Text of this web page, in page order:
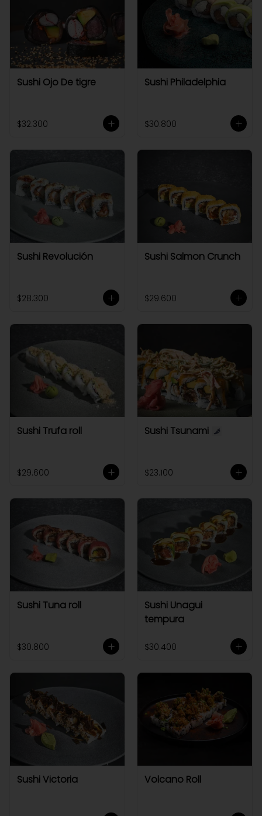
Sushi Ojo De tigre
$32.300
Sushi Philadelphia
$30.800
Sushi Revolución
$28.300
Sushi Salmon Crunch
$29.600
Sushi Trufa roll
$29.600
Sushi Tsunami
$23.100
Sushi Tuna roll
$30.800
Sushi Unagui
tempura
$30.400
Sushi Victoria Volcano Roll